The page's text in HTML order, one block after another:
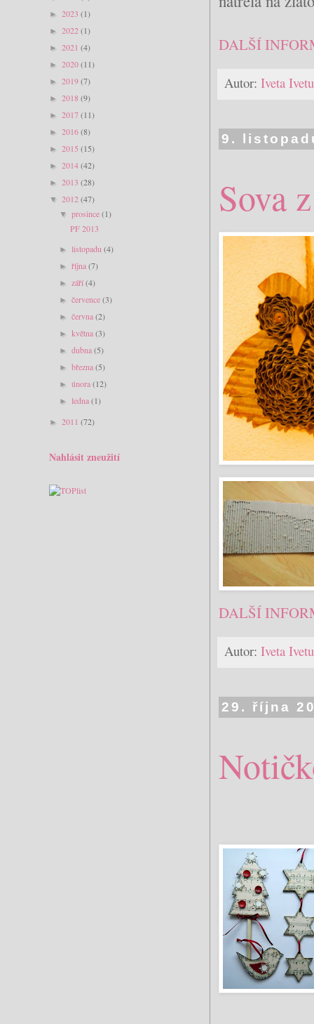
DALŠÍ
Autor: Iveta
9.
Sova
DALŠÍ
Autor: Iveta
29. října
► 2023 (1)
► 2022(1)
► 2021 (4)
► 2020(11)
► 2019(7)
► 2018 (9)
► 2017(11)
► 2016(8)
► 2015 (15)
► 2014(42)
► 2013 (28)
▼ 2012(47)
▼prosince(1)
PF 2013
►listopadu(4)
►října(7)
►září(4)
►července(3)
►června(2)
►května(3)
►dubna(5)
►března(5)
►února(12)
►ledna(1)
► 2011 (72)
Nahlásit zneužití